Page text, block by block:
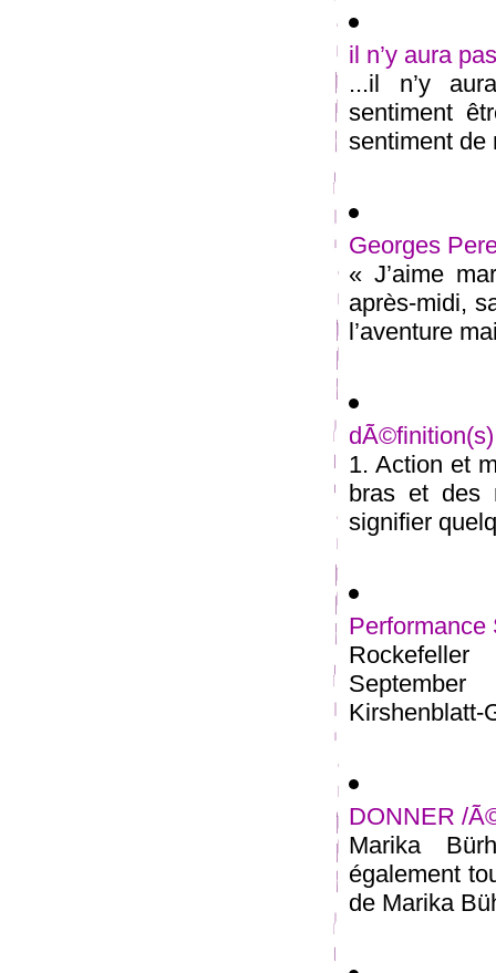
il n’y aura
...il n’y
sentiment
sentiment de
Georges
« J’aime
après-midi,
l’aventure
1. Action et
bras et des
signifier
Performance
Kirshenblatt-
DONNER /
Marika
également
de Marika